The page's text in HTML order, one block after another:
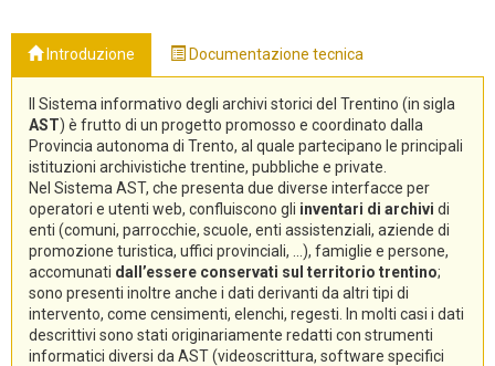
Introduzione Documentazione tecnica
Il Sistema informativo degli archivi storici del Trentino (in sigla
AST) è frutto di un progetto promosso e coordinato dalla
Provincia autonoma di Trento, al quale partecipano le principali
istituzioni archivistiche trentine, pubbliche e private.
Nel Sistema AST, che presenta due diverse interfacce per
operatori e utenti web, confluiscono gli inventari di archivi di
enti (comuni, parrocchie, scuole, enti assistenziali, aziende di
promozione turistica, uffici provinciali, ...), famiglie e persone,
accomunati dall’essere conservati sul territorio trentino;
sono presenti inoltre anche i dati derivanti da altri tipi di
intervento, come censimenti, elenchi, regesti. In molti casi i dati
descrittivi sono stati originariamente redatti con strumenti
informatici diversi da AST (videoscrittura, software specifici